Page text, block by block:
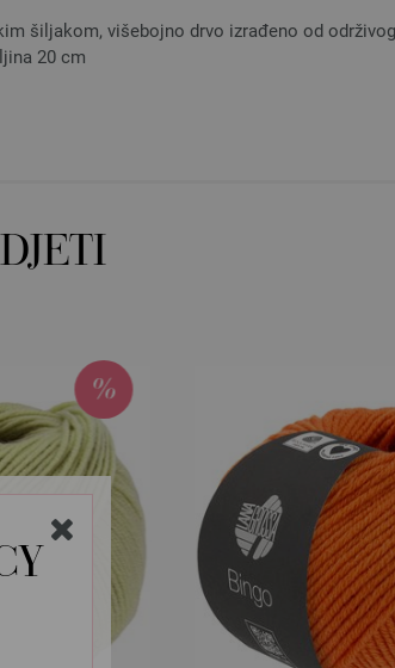
šiljakom, višebojno drvo izrađeno od
20 cm